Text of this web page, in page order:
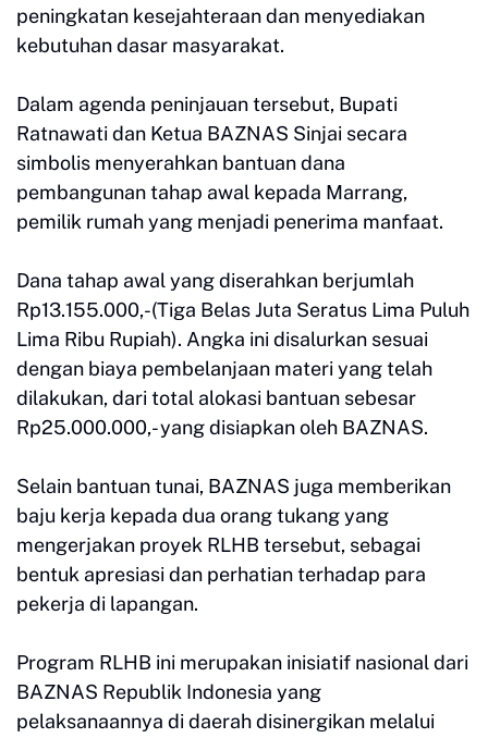
peningkatan kesejahteraan dan menyediakan
kebutuhan dasar masyarakat.
Dalam agenda peninjauan tersebut, Bupati
Ratnawati dan Ketua BAZNAS Sinjai secara
simbolis menyerahkan bantuan dana
pembangunan tahap awal kepada Marrang,
pemilik rumah yang menjadi penerima manfaat.
Dana tahap awal yang diserahkan berjumlah
Rp13.155.000,-(Tiga Belas Juta Seratus Lima Puluh
Lima Ribu Rupiah). Angka ini disalurkan sesuai
dengan biaya pembelanjaan materi yang telah
dilakukan, dari total alokasi bantuan sebesar
Rp25.000.000,- yang disiapkan oleh BAZNAS.
Selain bantuan tunai, BAZNAS juga memberikan
baju kerja kepada dua orang tukang yang
mengerjakan proyek RLHB tersebut, sebagai
bentuk apresiasi dan perhatian terhadap para
pekerja di lapangan.
Program RLHB ini merupakan inisiatif nasional dari
BAZNAS Republik Indonesia yang
pelaksanaannya di daerah disinergikan melalui